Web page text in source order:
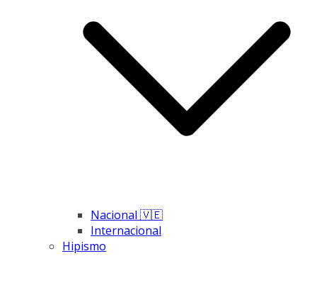
Nacional 🇻🇪
Internacional
Hipismo